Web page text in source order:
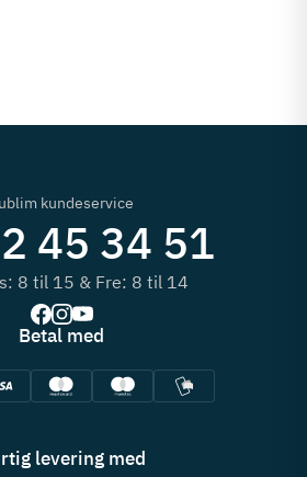
kundeservice
45 34 51
8 til 15 & Fre: 8 til 14
Betal med
levering med